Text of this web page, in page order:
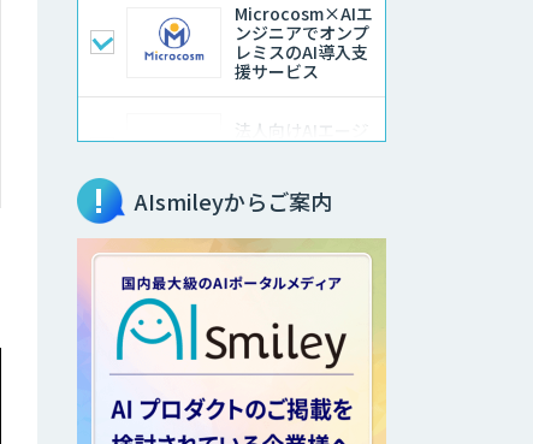
Microcosm×AIエ
ンジニアでオンプ
レミスのAI導入支
援サービス
法人向けAIエージ
ェント「OfficeAI
WAN-RECORD
Plus
Dify導入支援
AIsmileyからご案内